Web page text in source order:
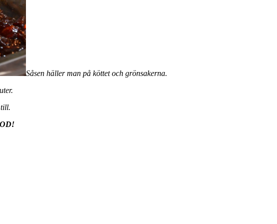
Såsen häller man på köttet och grönsakerna.